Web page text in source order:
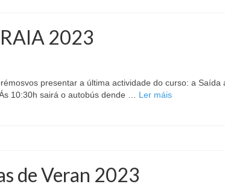
2023
presentar a última actividade do curso: a
10:30h sairá o autobús dende … Ler máis
de Veran 2023